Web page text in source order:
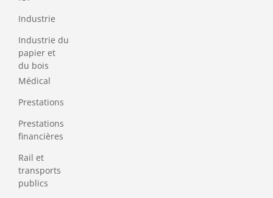
Industrie
Industrie du
papier et
du bois
Médical
Prestations
Prestations
financières
Rail et
transports
publics